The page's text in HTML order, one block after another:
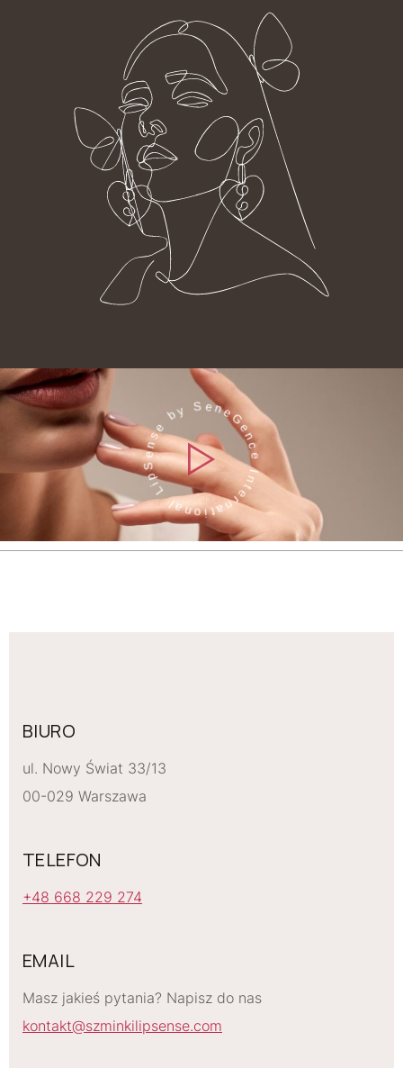
LipSense by SeneGence International
BIURO
ul. Nowy Świat 33/13
00-029 Warszawa
TELEFON
+48 668 229 274
EMAIL
Masz jakieś pytania? Napisz do nas
kontakt@szminkilipsense.com